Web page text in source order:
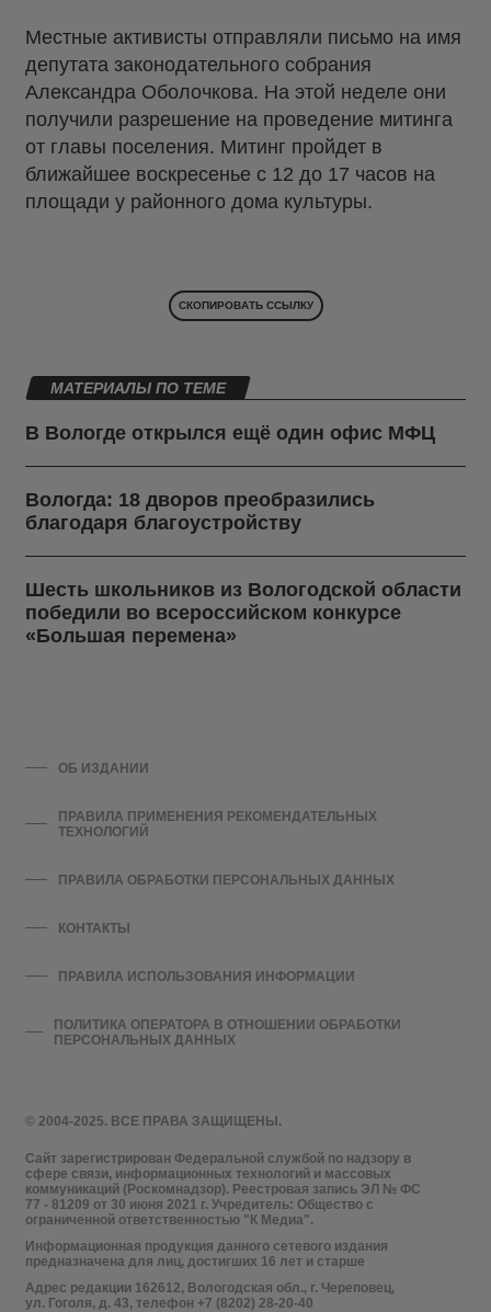
Местные активисты отправляли письмо на имя
депутата законодательного собрания
Александра Оболочкова. На этой неделе они
получили разрешение на проведение митинга
от главы поселения. Митинг пройдет в
ближайшее воскресенье с 12 до 17 часов на
площади у районного дома культуры.
СКОПИРОВАТЬ ССЫЛКУ
МАТЕРИАЛЫ ПО ТЕМЕ
В Вологде открылся ещё один офис МФЦ
Вологда: 18 дворов преобразились
благодаря благоустройству
Шесть школьников из Вологодской области
победили во всероссийском конкурсе
«Большая перемена»
© 2004-2025. ВСЕ ПРАВА ЗАЩИЩЕНЫ.
Сайт зарегистрирован Федеральной службой по надзору в
сфере связи, информационных технологий и массовых
коммуникаций (Роскомнадзор). Реестровая запись ЭЛ № ФС
77 - 81209 от 30 июня 2021 г. Учредитель: Общество с
ограниченной ответственностью "К Медиа".
Информационная продукция данного сетевого издания
предназначена для лиц, достигших 16 лет и старше
Адрес редакции 162612, Вологодская обл., г. Череповец,
ул. Гоголя, д. 43, телефон +7 (8202) 28-20-40
ОБ ИЗДАНИИ
ПРАВИЛА ПРИМЕНЕНИЯ РЕКОМЕНДАТЕЛЬНЫХ
ТЕХНОЛОГИЙ
ПРАВИЛА ОБРАБОТКИ ПЕРСОНАЛЬНЫХ ДАННЫХ
КОНТАКТЫ
ПРАВИЛА ИСПОЛЬЗОВАНИЯ ИНФОРМАЦИИ
ПОЛИТИКА ОПЕРАТОРА В ОТНОШЕНИИ ОБРАБОТКИ
ПЕРСОНАЛЬНЫХ ДАННЫХ